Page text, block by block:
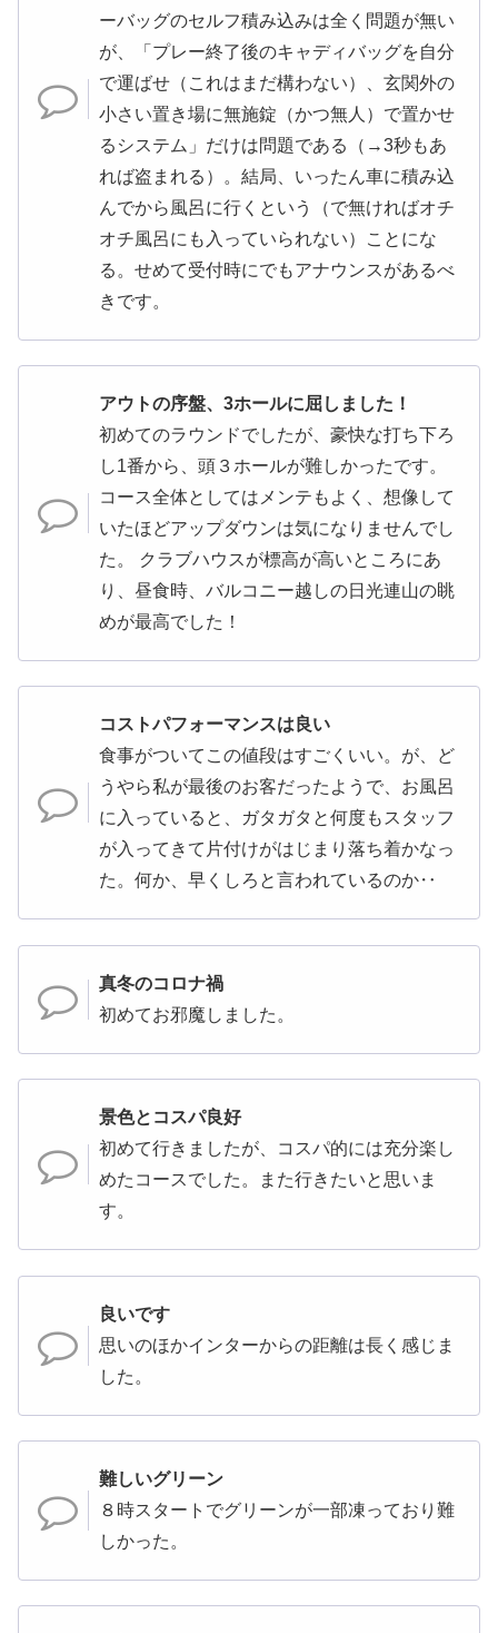
ーバッグのセルフ積み込みは全く問題が無い
が、「プレー終了後のキャディバッグを自分
で運ばせ（これはまだ構わない）、玄関外の
小さい置き場に無施錠（かつ無人）で置かせ
るシステム」だけは問題である（→3秒もあ
れば盗まれる）。結局、いったん車に積み込
んでから風呂に行くという（で無ければオチ
オチ風呂にも入っていられない）ことにな
る。せめて受付時にでもアナウンスがあるべ
きです。
アウトの序盤、3ホールに屈しました！
初めてのラウンドでしたが、豪快な打ち下ろ
し1番から、頭３ホールが難しかったです。
コース全体としてはメンテもよく、想像して
いたほどアップダウンは気になりませんでし
た。 クラブハウスが標高が高いところにあ
り、昼食時、バルコニー越しの日光連山の眺
めが最高でした！
コストパフォーマンスは良い
食事がついてこの値段はすごくいい。が、ど
うやら私が最後のお客だったようで、お風呂
に入っていると、ガタガタと何度もスタッフ
が入ってきて片付けがはじまり落ち着かなっ
た。何か、早くしろと言われているのか‥
真冬のコロナ禍
初めてお邪魔しました。
景色とコスパ良好
初めて行きましたが、コスパ的には充分楽し
めたコースでした。また行きたいと思いま
す。
良いです
思いのほかインターからの距離は長く感じま
した。
難しいグリーン
８時スタートでグリーンが一部凍っており難
しかった。